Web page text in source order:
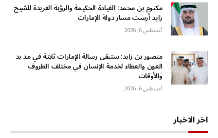
مكتوم بن محمد: القيادة الحكيمة والرؤية الفريدة للشيخ
زايد أرست مسار دولة الإمارات
أغسطس 6, 2026
منصور بن زايد: ستبقى رسالة الإمارات ثابتة في مد يد
العون والعطاء لخدمة الإنسان في مختلف الظروف
والأوقات
أغسطس 6, 2026
اخر الاخبار